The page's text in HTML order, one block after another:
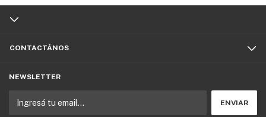
CONTACTÁNOS
NEWSLETTER